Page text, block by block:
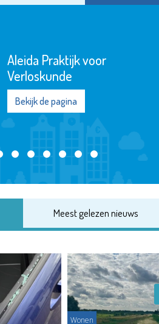
Aleida Praktijk voor
Verloskunde
Bekijk de pagina
Meest gelezen nieuws
Wonen